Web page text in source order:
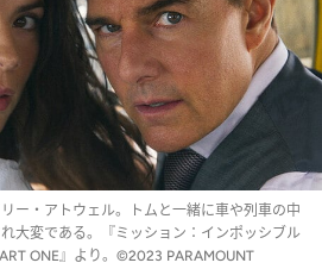
ー・アトウェル。トムと一緒に車や列車の中
大変である。『ミッション：インポッシブル
ONE』より。©2023 PARAMOUNT